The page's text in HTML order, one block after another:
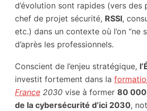
d’évolution sont rapides (vers des
chef de projet sécurité, RSSI,
etc.) dans un contexte où l’on “ne
d’après les professionnels.
Conscient de l’enjeu stratégique,
investit fortement dans la
France 2030 vise à former 80
de la cybersécurité d’ici 2030,